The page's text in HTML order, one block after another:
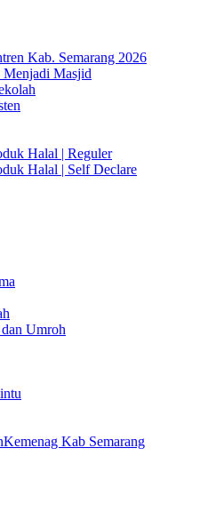
Kab. Semarang 2026
Masjid
Halal | Reguler
Halal | Self Declare
Umroh
Kab Semarang